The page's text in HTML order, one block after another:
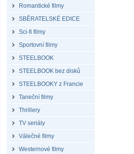
Romantické filmy
SBĚRATELSKÉ EDICE
Sci-fi filmy
Sportovní filmy
STEELBOOK
STEELBOOK bez disků
STEELBOOKY z Francie
Taneční filmy
Thrillery
TV seriály
Válečné filmy
Westernové filmy